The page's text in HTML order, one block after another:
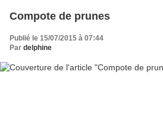
Compote de prunes
Publié le 15/07/2015 à 07:44
Par delphine